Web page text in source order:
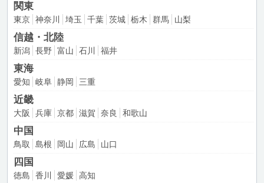
関東
東京 神奈川 埼玉 千葉 茨城 栃木 群馬 山梨
信越・北陸
新潟 長野 富山 石川 福井
東海
愛知 岐阜 静岡 三重
近畿
大阪 兵庫 京都 滋賀 奈良 和歌山
中国
鳥取 島根 岡山 広島 山口
四国
徳島 香川 愛媛 高知